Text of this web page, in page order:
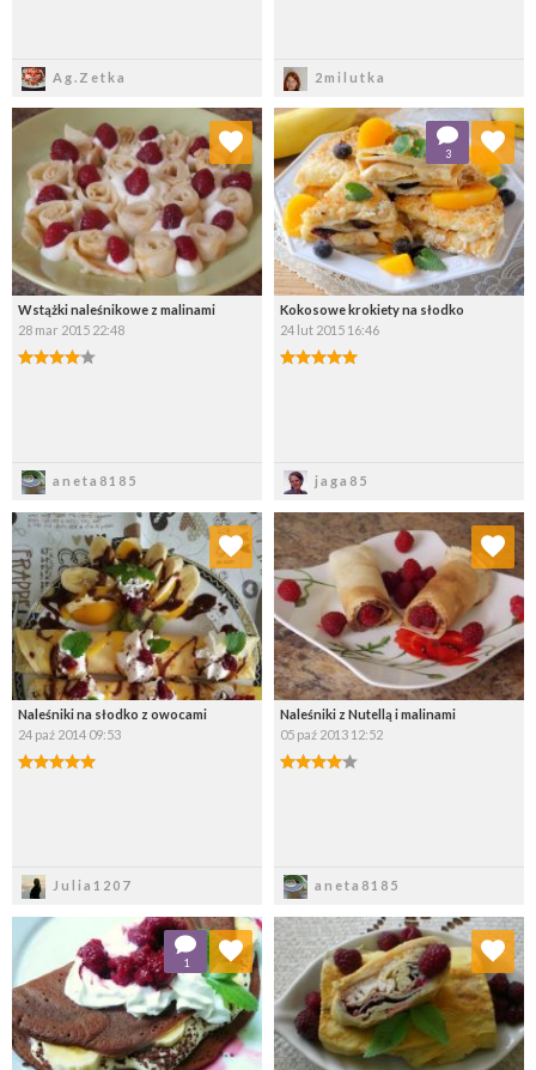
Ag.Zetka 2milutka
Wstążki naleśnikowe z malinami
28 mar 2015 22:48
aneta8185
Dodaj do ulubionych
Wybierz listę:
Kokosowe krokiety na słodko
24 lut 2015 16:46
jaga85
3
Dodaj do ulubionych
Wybierz listę:
Naleśniki na słodko z owocami
24 paź 2014 09:53
Julia1207
Dodaj do ulubionych
Wybierz listę:
Naleśniki z Nutellą i malinami
05 paź 2013 12:52
aneta8185
Dodaj do ulubionych
Wybierz listę:
1
Dodaj do ulubionych
Wybierz listę:
Dodaj do ulubionych
Wybierz listę: